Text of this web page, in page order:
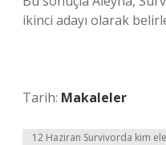
ikinci adayı olarak
Tarih: Makaleler
12 Haziran Survivorda kim